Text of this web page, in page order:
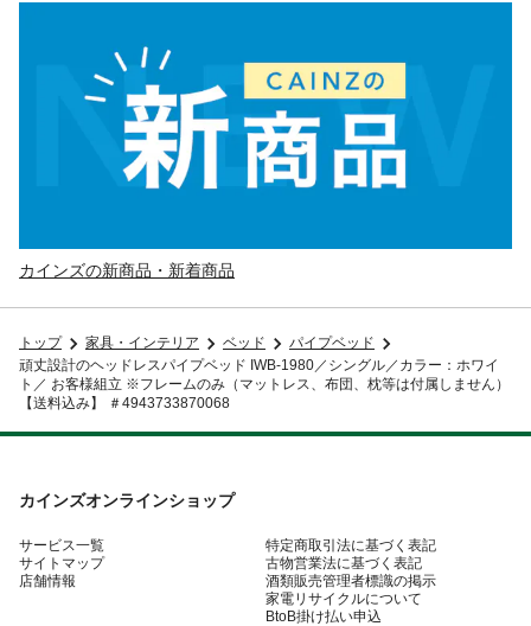
カインズの新商品・新着商品
トップ 家具・インテリア ベッド
パイプベッド
頑丈設計のヘッドレスパイプベッド IWB-1980／シングル／カラー：ホワイ
ト／ お客様組立 ※フレームのみ（マットレス、布団、枕等は付属しません）
【送料込み】 ＃4943733870068
カインズオンラインショップ
サービス一覧
サイトマップ
店舗情報
特定商取引法に基づく表記
古物営業法に基づく表記
酒類販売管理者標識の掲示
家電リサイクルについて
BtoB掛け払い申込